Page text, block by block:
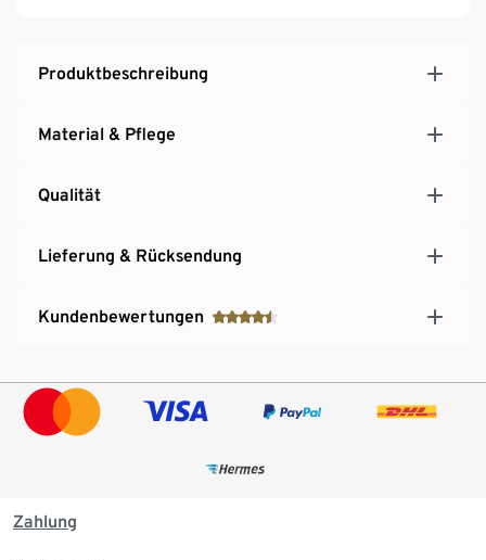
Produktbeschreibung
Material & Pflege
Qualität
Lieferung & Rücksendung
Kundenbewertungen
Zahlung